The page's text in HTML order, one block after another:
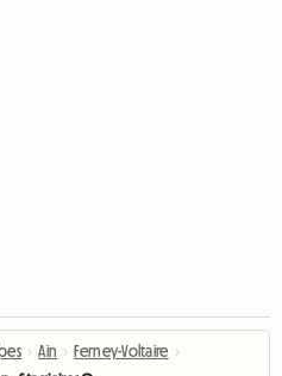
› Ain › Ferney-Voltaire ›